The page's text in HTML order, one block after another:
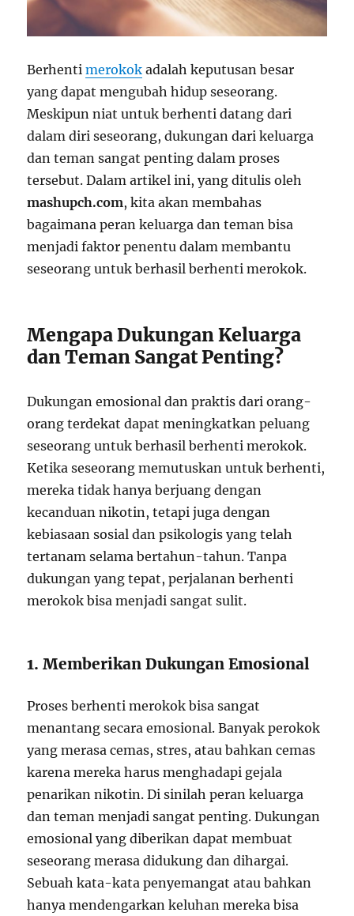
Berhentimerokok adalah keputusan besar
yang dapat mengubah hidup seseorang.
Meskipun niat untuk berhenti datang dari
dalam diri seseorang, dukungan dari keluarga
dan teman sangat penting dalam proses
tersebut. Dalam artikel ini, yang ditulis oleh
mashupch.com, kita akan membahas
bagaimana peran keluarga dan teman bisa
menjadi faktor penentu dalam membantu
seseorang untuk berhasil berhenti merokok.
Mengapa Dukungan Keluarga
dan Teman Sangat Penting?
Dukungan emosional dan praktis dari orang-
orang terdekat dapat meningkatkan peluang
seseorang untuk berhasil berhenti merokok.
Ketika seseorang memutuskan untuk berhenti,
mereka tidak hanya berjuang dengan
kecanduan nikotin, tetapi juga dengan
kebiasaan sosial dan psikologis yang telah
tertanam selama bertahun-tahun. Tanpa
dukungan yang tepat, perjalanan berhenti
merokok bisa menjadi sangat sulit.
1. Memberikan Dukungan Emosional
Proses berhenti merokok bisa sangat
menantang secara emosional. Banyak perokok
yang merasa cemas, stres, atau bahkan cemas
karena mereka harus menghadapi gejala
penarikan nikotin. Di sinilah peran keluarga
dan teman menjadi sangat penting. Dukungan
emosional yang diberikan dapat membuat
seseorang merasa didukung dan dihargai.
Sebuah kata-kata penyemangat atau bahkan
hanya mendengarkan keluhan mereka bisa